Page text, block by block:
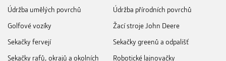
Údržba umělých povrchů
Údržba přírodních povrchů
Golfové vozíky
Žací stroje John Deere
Sekačky fervejí
Sekačky greenů a odpališť
Sekačky rafů, okrajů a okolních
Robotické lajnovačky